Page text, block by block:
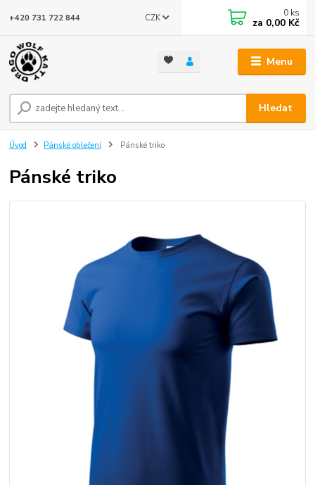
Menu
CZK
Hledat
+420 731 722 844 0 ks
za 0,00 Kč
Úvod Pánské oblečení Pánské triko
Pánské triko